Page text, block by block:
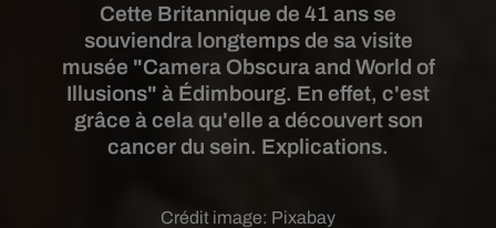
Cette Britannique de 41 ans se
souviendra longtemps de sa visite
musée "Camera Obscura and World of
Illusions" à Édimbourg. En effet, c'est
grâce à cela qu'elle a découvert son
cancer du sein. Explications.
Crédit image: Pixabay